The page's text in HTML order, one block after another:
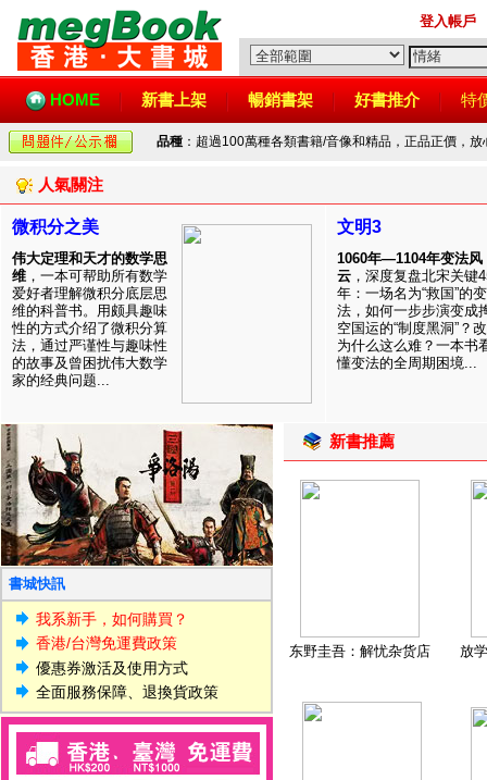
登入帳戶
HOME 新書上架 暢銷書架 好書推介 特
品種 ：超過100萬種各類書籍/音像和精品，正品正價，
人氣關注
微积分之美
伟大定理和天才的数学思
维 ，一本可帮助所有数学
爱好者理解微积分底层思
维的科普书。用颇具趣味
性的方式介绍了微积分算
法，通过严谨性与趣味性
的故事及曾困扰伟大数学
家的经典问题...
文明3
1060年—1104年变法风
云 ，深度复盘北宋关键
年：一场名为“救国”的变
法，如何一步步演变成
空国运的“制度黑洞”？
为什么这么难？一本书
懂变法的全周期困境...
書城快訊
我系新手，如何購買？
香港/台灣免運費政策
優惠券激活及使用方式
全面服務保障、退換貨政策
新書推薦
东野圭吾：解忧杂货店 放